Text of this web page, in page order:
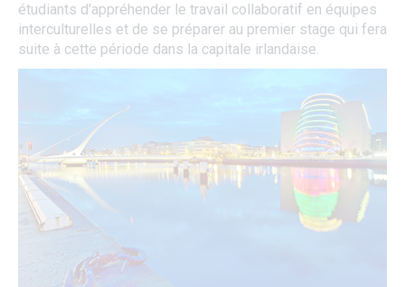
étudiants d'appréhender le travail collaboratif en équipes
interculturelles et de se préparer au premier stage qui fera
suite à cette période dans la capitale irlandaise.